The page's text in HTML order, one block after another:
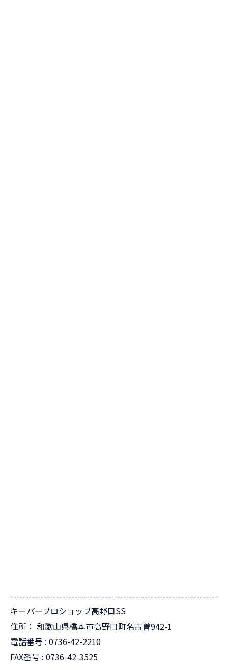
--------------------------------------------------------------------
キーパープロショップ高野口SS
住所： 和歌山県橋本市高野口町名古曽942-1
電話番号 : 0736-42-2210
FAX番号 : 0736-42-3525